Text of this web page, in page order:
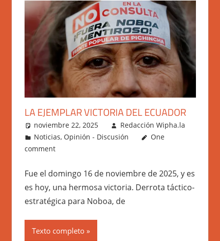
LA EJEMPLAR VICTORIA DEL ECUADOR
noviembre 22, 2025
Redacción Wipha.la
Noticias, Opinión - Discusión
One
comment
Fue el domingo 16 de noviembre de 2025, y es
es hoy, una hermosa victoria. Derrota táctico-
estratégica para Noboa, de
Texto completo